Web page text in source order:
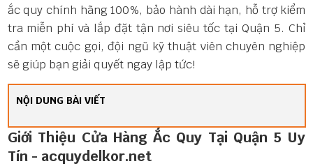
ắc quy chính hãng 100%, bảo hành dài hạn, hỗ trợ kiểm
tra miễn phí và lắp đặt tận nơi siêu tốc tại Quận 5. Chỉ
cần một cuộc gọi, đội ngũ kỹ thuật viên chuyên nghiệp
sẽ giúp bạn giải quyết ngay lập tức!
NỘI DUNG BÀI VIẾT
Giới Thiệu Cửa Hàng Ắc Quy Tại Quận 5 Uy
Tín - acquydelkor.net